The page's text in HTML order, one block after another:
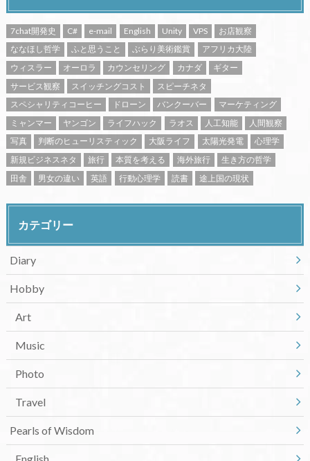
7chat開発史 C# e-mail English Unity VPS
お店観察
ななほし哲学
ふと思うこと ぶらり美術鑑賞
アフリカ大陸
ウィスラー
オーロラ カウンセリング カナダ
ギター
サービス観察
スイッチングコスト
スピーチネタ
スペシャリティコーヒー
ドローン バンクーバー
マーケティング
ミャンマー
ヤンゴン ライフハック ラオス 人工知能
人間観察
写真
判断のヒューリスティック 大阪ライフ 太陽光発電
心理学
新規ビジネスネタ
旅行 本質を考える 海外旅行
生き方の哲学
田舎
男女の違い 英語 行動心理学 読書 途上国の現状
カテゴリー
Diary
Hobby
Art
Music
Photo
Travel
Pearls of Wisdom